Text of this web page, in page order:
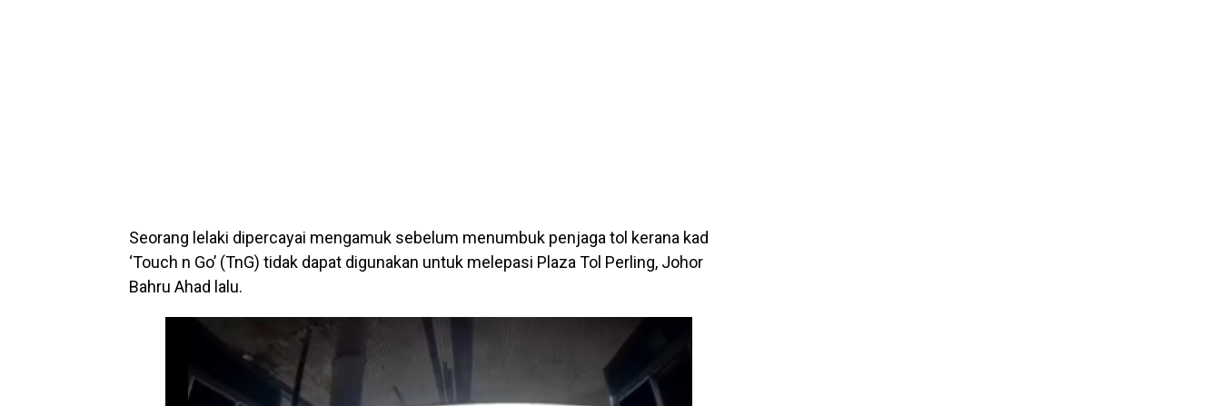
Seorang lelaki dipercayai mengamuk sebelum menumbuk penjaga tol kerana kad
‘Touch n Go’ (TnG) tidak dapat digunakan untuk melepasi Plaza Tol Perling, Johor
Bahru Ahad lalu.